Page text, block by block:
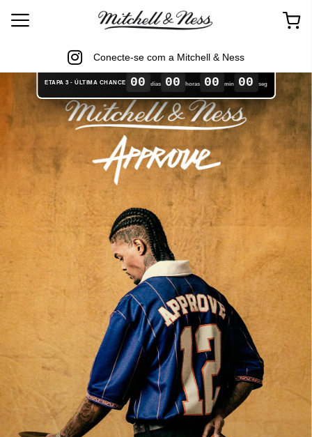
Conecte-se com a Mitchell & Ness
ETAPA 3 - ÚLTIMA CHANCE 00 dias 00 horas 00 min 00 seg